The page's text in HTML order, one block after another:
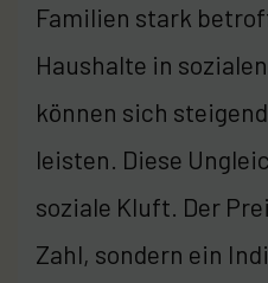
Familien stark
Haushalte in
können sich
leisten. Diese
soziale Kluft. Der
Zahl, sondern ein